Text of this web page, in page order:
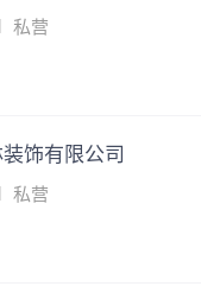
私营
饰有限公司
私营